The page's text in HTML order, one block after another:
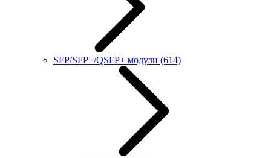
SFP/SFP+/QSFP+ модули (614)